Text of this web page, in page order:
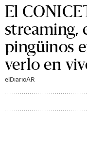
El
streaming,
pingüinos
verlo en
elDiarioAR